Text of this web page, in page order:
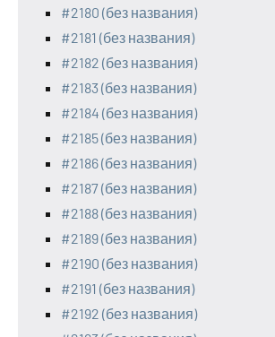
#2180 (без названия)
#2181 (без названия)
#2182 (без названия)
#2183 (без названия)
#2184 (без названия)
#2185 (без названия)
#2186 (без названия)
#2187 (без названия)
#2188 (без названия)
#2189 (без названия)
#2190 (без названия)
#2191 (без названия)
#2192 (без названия)